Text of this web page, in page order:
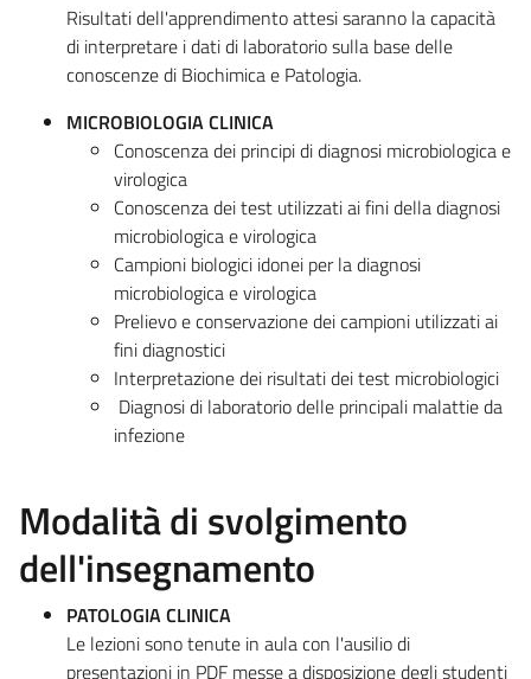
Risultati dell'apprendimento attesi saranno la capacità
di interpretare i dati di laboratorio sulla base delle
conoscenze di Biochimica e Patologia.
MICROBIOLOGIA CLINICA
Conoscenza dei principi di diagnosi microbiologica e
virologica
Conoscenza dei test utilizzati ai fini della diagnosi
microbiologica e virologica
Campioni biologici idonei per la diagnosi
microbiologica e virologica
Prelievo e conservazione dei campioni utilizzati ai
fini diagnostici
Interpretazione dei risultati dei test microbiologici
​ Diagnosi di laboratorio delle principali malattie da
infezione
Modalità di svolgimento
dell'insegnamento
PATOLOGIA CLINICA
Le lezioni sono tenute in aula con l'ausilio di
presentazioni in PDF messe a disposizione degli studenti